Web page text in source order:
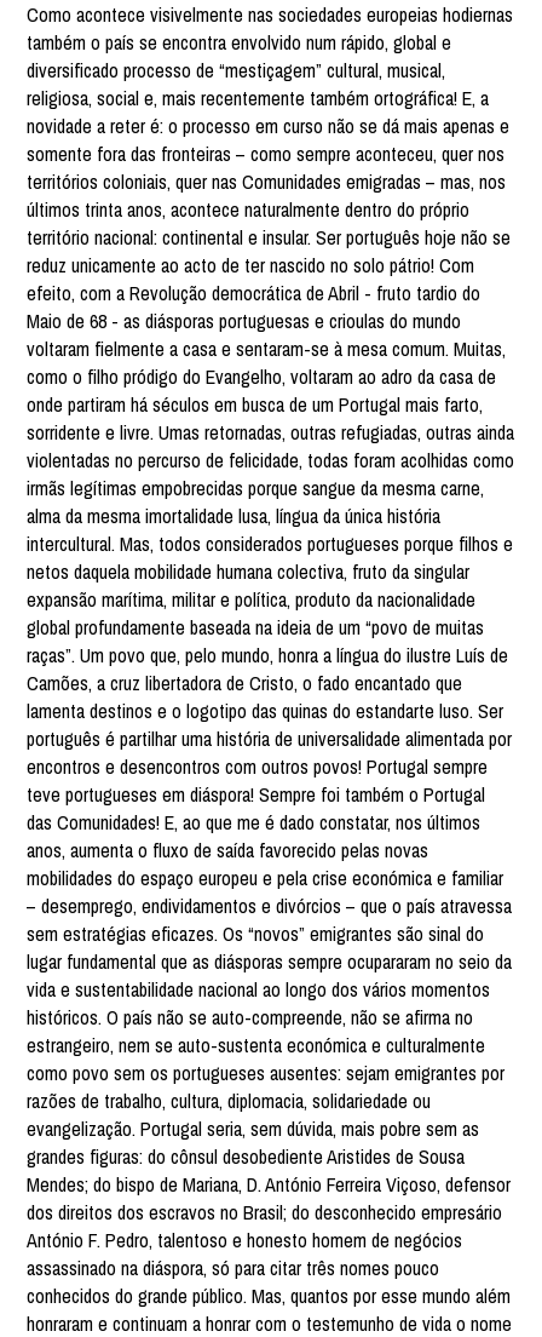
Como acontece visivelmente nas sociedades europeias hodiernas
também o país se encontra envolvido num rápido, global e
diversificado processo de “mestiçagem” cultural, musical,
religiosa, social e, mais recentemente também ortográfica! E, a
novidade a reter é: o processo em curso não se dá mais apenas e
somente fora das fronteiras – como sempre aconteceu, quer nos
territórios coloniais, quer nas Comunidades emigradas – mas, nos
últimos trinta anos, acontece naturalmente dentro do próprio
território nacional: continental e insular. Ser português hoje não se
reduz unicamente ao acto de ter nascido no solo pátrio! Com
efeito, com a Revolução democrática de Abril - fruto tardio do
Maio de 68 - as diásporas portuguesas e crioulas do mundo
voltaram fielmente a casa e sentaram-se à mesa comum. Muitas,
como o filho pródigo do Evangelho, voltaram ao adro da casa de
onde partiram há séculos em busca de um Portugal mais farto,
sorridente e livre. Umas retornadas, outras refugiadas, outras ainda
violentadas no percurso de felicidade, todas foram acolhidas como
irmãs legítimas empobrecidas porque sangue da mesma carne,
alma da mesma imortalidade lusa, língua da única história
intercultural. Mas, todos considerados portugueses porque filhos e
netos daquela mobilidade humana colectiva, fruto da singular
expansão marítima, militar e política, produto da nacionalidade
global profundamente baseada na ideia de um “povo de muitas
raças”. Um povo que, pelo mundo, honra a língua do ilustre Luís de
Camões, a cruz libertadora de Cristo, o fado encantado que
lamenta destinos e o logotipo das quinas do estandarte luso. Ser
português é partilhar uma história de universalidade alimentada por
encontros e desencontros com outros povos! Portugal sempre
teve portugueses em diáspora! Sempre foi também o Portugal
das Comunidades! E, ao que me é dado constatar, nos últimos
anos, aumenta o fluxo de saída favorecido pelas novas
mobilidades do espaço europeu e pela crise económica e familiar
– desemprego, endividamentos e divórcios – que o país atravessa
sem estratégias eficazes. Os “novos” emigrantes são sinal do
lugar fundamental que as diásporas sempre ocupararam no seio da
vida e sustentabilidade nacional ao longo dos vários momentos
históricos. O país não se auto-compreende, não se afirma no
estrangeiro, nem se auto-sustenta económica e culturalmente
como povo sem os portugueses ausentes: sejam emigrantes por
razões de trabalho, cultura, diplomacia, solidariedade ou
evangelização. Portugal seria, sem dúvida, mais pobre sem as
grandes figuras: do cônsul desobediente Aristides de Sousa
Mendes; do bispo de Mariana, D. António Ferreira Viçoso, defensor
dos direitos dos escravos no Brasil; do desconhecido empresário
António F. Pedro, talentoso e honesto homem de negócios
assassinado na diáspora, só para citar três nomes pouco
conhecidos do grande público. Mas, quantos por esse mundo além
honraram e continuam a honrar com o testemunho de vida o nome